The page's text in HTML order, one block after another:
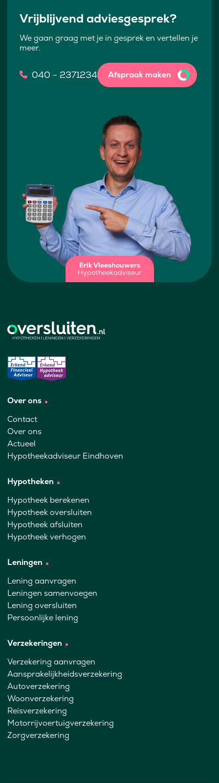
Vrijblijvend adviesgesprek?
We gaan graag met je in gesprek en vertellen je
meer.
040 - 2371234 Afspraak maken
Erik Vleeshouwers
Hypotheekadviseur
Over ons
Contact
Over ons
Actueel
Hypotheekadviseur Eindhoven
Hypotheken
Hypotheek berekenen
Hypotheek oversluiten
Hypotheek afsluiten
Hypotheek verhogen
Leningen
Lening aanvragen
Leningen samenvoegen
Lening oversluiten
Persoonlijke lening
Verzekeringen
Verzekering aanvragen
Aansprakelijkheidsverzekering
Autoverzekering
Woonverzekering
Reisverzekering
Motorrijvoertuigverzekering
Zorgverzekering